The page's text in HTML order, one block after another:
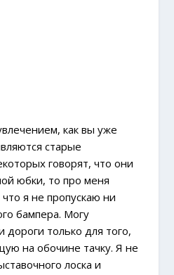
как вы уже
старые
говорят, что они
юбки, то про меня
я не пропускаю ни
бампера. Могу
дороги только для того,
на обочине тачку. Я не
лоска и